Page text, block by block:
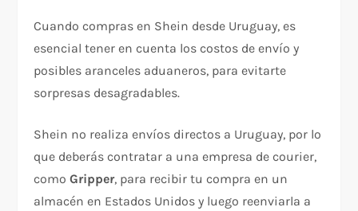
Cuando compras en Shein desde Uruguay, es
esencial tener en cuenta los costos de envío y
posibles aranceles aduaneros, para evitarte
sorpresas desagradables.
Shein no realiza envíos directos a Uruguay, por lo
que deberás contratar a una empresa de courier,
comoGripper, para recibir tu compra en un
almacén en Estados Unidos y luego reenviarla a